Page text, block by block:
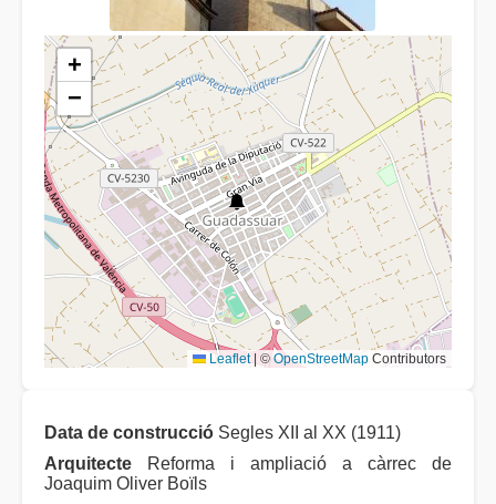
+
−
Leaflet ©OpenStreetMap Contributors
Data de construcció Segles XII al XX (1911)
Arquitecte Reforma i ampliació a càrrec de
Joaquim Oliver Boïls